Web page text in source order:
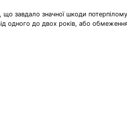
завдало значної шкоди
одного до двох років, або